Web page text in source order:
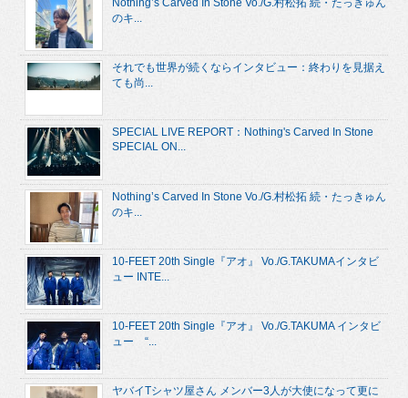
Nothing’s Carved In Stone Vo./G.村松拓 続・たっきゅん
のキ...
それでも世界が続くならインタビュー：終わりを見据え
ても尚...
SPECIAL LIVE REPORT：Nothing's Carved In Stone
SPECIAL ON...
Nothing’s Carved In Stone Vo./G.村松拓 続・たっきゅん
のキ...
10-FEET 20th Single『アオ』 Vo./G.TAKUMAインタビ
ュー INTE...
10-FEET 20th Single『アオ』 Vo./G.TAKUMA インタビ
ュー “...
ヤバイTシャツ屋さん メンバー3人が大使になって更に